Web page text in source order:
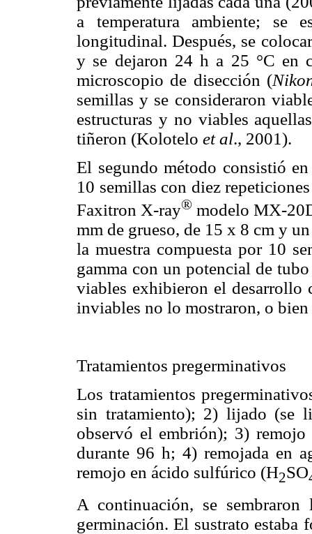
a temperatura ambiente; se
longitudinal. Después, se
y se dejaron 24 h a 25 °C en
microscopio de disección (
semillas y se consideraron
estructuras y no viables
tiñeron (Kolotelo et al., 2001).
El segundo método consistió
10 semillas con diez
Faxitron X-ray® modelo MX-
mm de grueso, de 15 x 8 cm y
la muestra compuesta por 10
gamma con un potencial de
viables exhibieron el desarrollo
inviables no lo mostraron, o bien
Tratamientos pregerminativos
Los tratamientos
sin tratamiento); 2) lijado (se
observó el embrión); 3) remojo
durante 96 h; 4) remojada en
remojo en ácido sulfúrico (H2SO
A continuación, se
germinación. El sustrato estaba